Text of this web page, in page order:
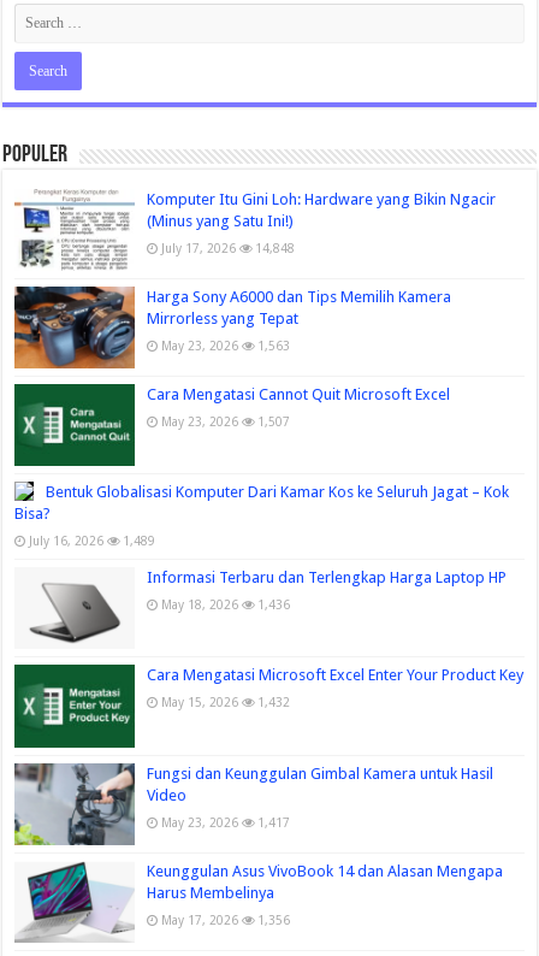
Populer
Komputer Itu Gini Loh: Hardware yang Bikin Ngacir
(Minus yang Satu Ini!)
July 17, 2026 14,848
Harga Sony A6000 dan Tips Memilih Kamera
Mirrorless yang Tepat
May 23, 2026 1,563
Cara Mengatasi Cannot Quit Microsoft Excel
May 23, 2026 1,507
Bentuk Globalisasi Komputer Dari Kamar Kos ke Seluruh Jagat – Kok
Bisa?
July 16, 2026 1,489
Informasi Terbaru dan Terlengkap Harga Laptop HP
May 18, 2026 1,436
Cara Mengatasi Microsoft Excel Enter Your Product Key
May 15, 2026 1,432
Fungsi dan Keunggulan Gimbal Kamera untuk Hasil
Video
May 23, 2026 1,417
Keunggulan Asus VivoBook 14 dan Alasan Mengapa
Harus Membelinya
May 17, 2026 1,356